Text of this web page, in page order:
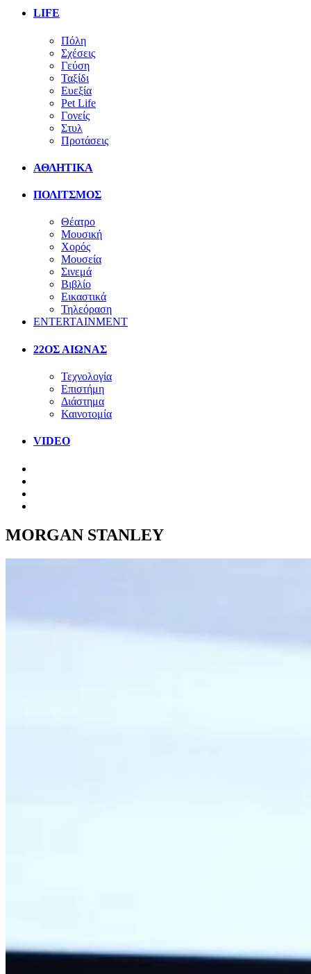
LIFE
Πόλη
Σχέσεις
Γεύση
Ταξίδι
Ευεξία
Pet Life
Γονείς
Στυλ
Προτάσεις
ΑΘΛΗΤΙΚΑ
ΠΟΛΙΤΣΜΟΣ
Θέατρο
Μουσική
Χορός
Μουσεία
Σινεμά
Βιβλίο
Εικαστικά
Τηλεόραση
ENTERTAINMENT
22ΟΣ ΑΙΩΝΑΣ
Τεχνολογία
Επιστήμη
Διάστημα
Καινοτομία
VIDEO
MORGAN STANLEY